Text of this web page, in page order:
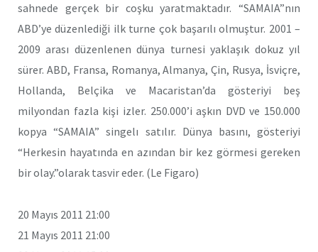
sahnede gerçek bir coşku yaratmaktadır. “SAMAIA”nın
ABD’ye düzenlediği ilk turne çok başarılı olmuştur. 2001 –
2009 arası düzenlenen dünya turnesi yaklaşık dokuz yıl
sürer. ABD, Fransa, Romanya, Almanya, Çin, Rusya, İsviçre,
Hollanda, Belçika ve Macaristan’da gösteriyi beş
milyondan fazla kişi izler. 250.000’i aşkın DVD ve 150.000
kopya “SAMAIA” singelı satılır. Dünya basını, gösteriyi
“Herkesin hayatında en azından bir kez görmesi gereken
bir olay.”olarak tasvir eder. (Le Figaro)
20 Mayıs 2011 21:00
21 Mayıs 2011 21:00